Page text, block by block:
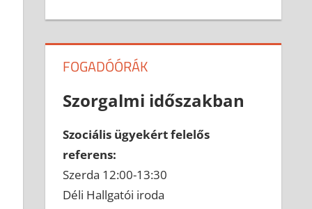
FOGADÓÓRÁK
Szorgalmi időszakban
Szociális ügyekért felelős
referens:
Szerda 12:00-13:30
Déli Hallgatói iroda